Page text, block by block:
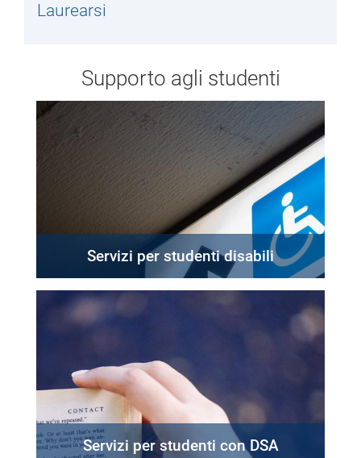
Laurearsi
Supporto agli studenti
Servizi per studenti disabili
Servizi per studenti con DSA